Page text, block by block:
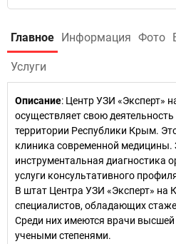
Главное Информация Фото
Услуги
Описание: Центр УЗИ «Эксперт»
осуществляет свою
территории Республики Крым.
клиника современной медицины.
инструментальная диагностика
услуги консультативного
В штат Центра УЗИ «Эксперт» на
специалистов, обладающих
Среди них имеются врачи
учеными степенями.